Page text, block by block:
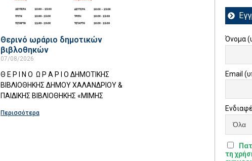
Θερινό ωράριο δημοτικών
βιβλοθηκών
07/08/2026
Θ Ε Ρ Ι Ν Ο Ω Ρ Α Ρ Ι Ο ΔΗΜΟΤΙΚΗΣ
ΒΙΒΛΙΟΘΗΚΗΣ ΔΗΜΟΥ ΧΑΛΑΝΔΡΙΟΥ &
ΠΑΙΔΙΚΗΣ ΒΙΒΛΙΟΘΗΚΗΣ «ΜΙΜΗΣ
Περισσότερα
Όνομα
Email
τη